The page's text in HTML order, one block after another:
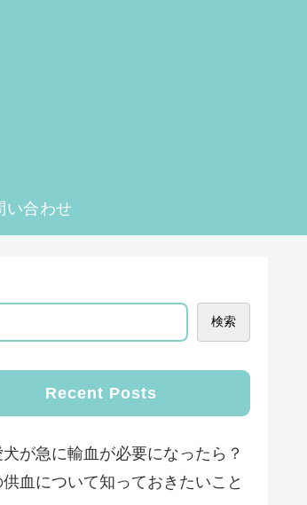
い合わせ
検索
Recent Posts
犬が急に輸血が必要になったら？
供血について知っておきたいこと